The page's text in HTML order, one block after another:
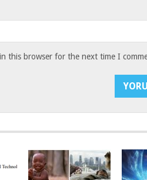
this browser for the next time I